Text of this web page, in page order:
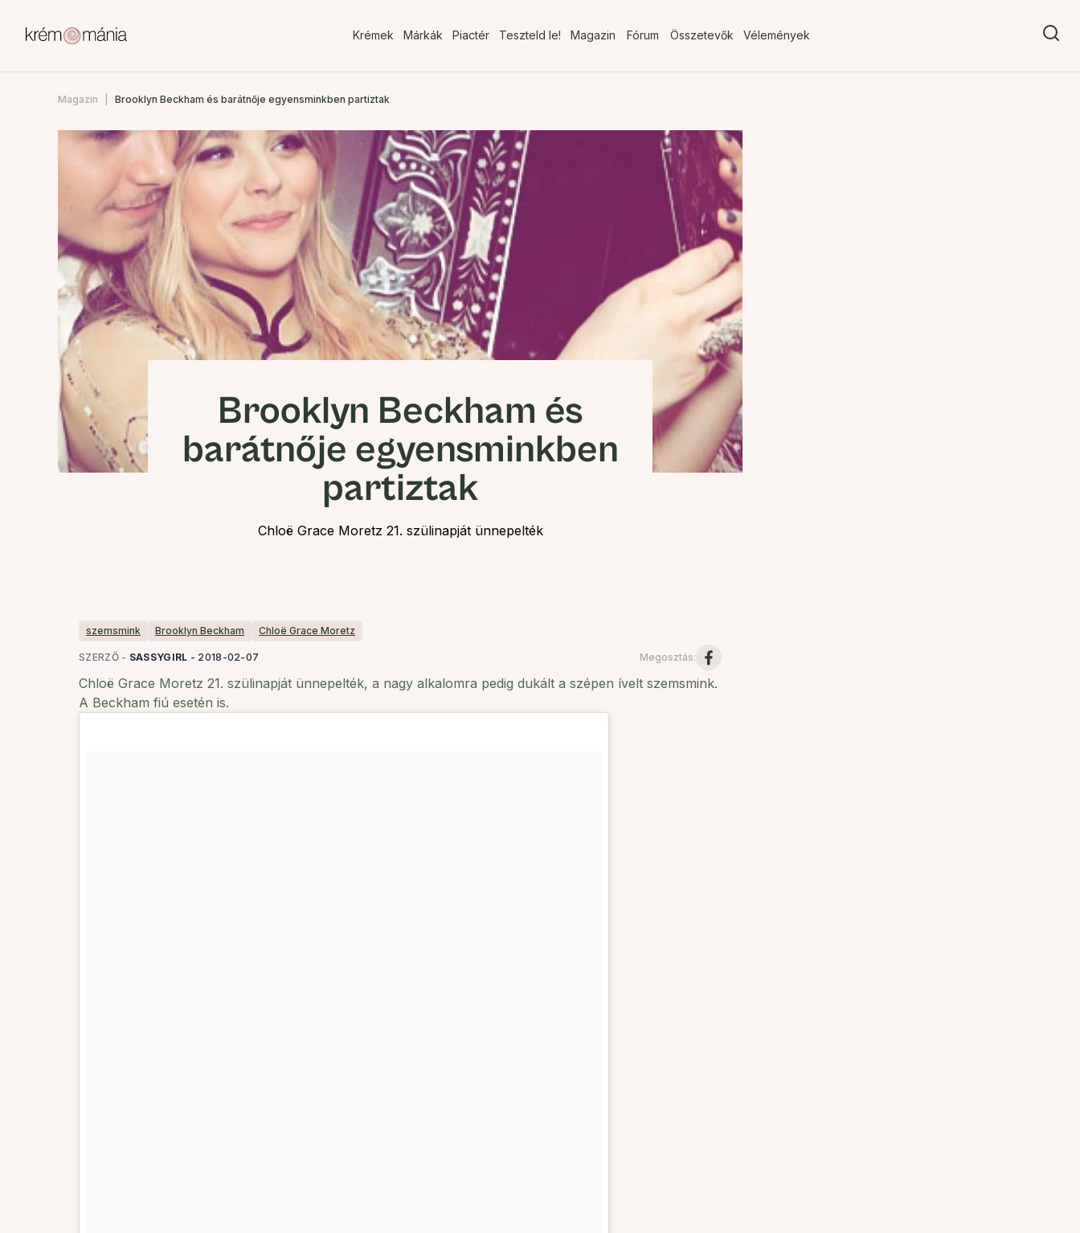
Krémek Márkák Piactér Teszteld le! Magazin Fórum Összetevők Vélemények
Magazin Brooklyn Beckham és barátnője egyensminkben partiztak
Brooklyn Beckham és
barátnője egyensminkben
partiztak
Chloë Grace Moretz 21. szülinapját ünnepelték
szemsmink Brooklyn Beckham Chloë Grace Moretz
SZERZŐ - SASSYGIRL - 2018-02-07 Megosztás:
Chloë Grace Moretz 21. szülinapját ünnepelték, a nagy alkalomra pedig dukált a szépen ívelt szemsmink.
A Beckham fiú esetén is.